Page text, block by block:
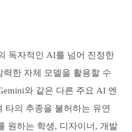
독자적인 AI를 넘어 진정한
한 자체 모델을 활용할 수
와 같은 다른 주요 AI 엔
타의 추종을 불허하는 유연
원하는 학생, 디자이너, 개발